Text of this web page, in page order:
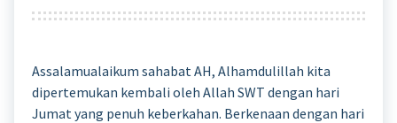
Assalamualaikum sahabat AH, Alhamdulillah kita
dipertemukan kembali oleh Allah SWT dengan hari
Jumat yang penuh keberkahan. Berkenaan dengan hari